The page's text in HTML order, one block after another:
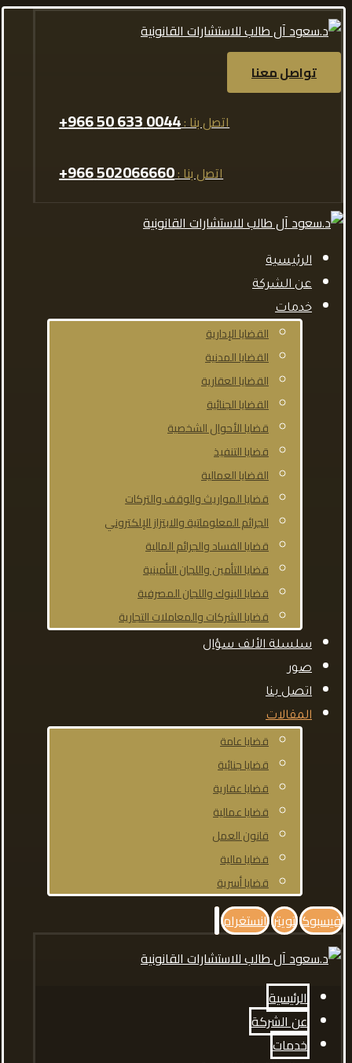
تواصل معنا
اتصل بنا :0044 633 50 966+
اتصل بنا :502066660 966+
الرئيسية
عن الشركة
خدمات
القضايا الإدارية
القضايا المدنية
القضايا العقارية
القضايا الجنائية
قضايا الأحوال الشخصية
قضايا التنفيذ
القضايا العمالية
قضايا المواريث والوقف والتركات
الجرائم المعلوماتية والابتزاز الإلكتروني
قضايا الفساد والجرائم المالية
قضايا التأمين واللجان التأمينية
قضايا البنوك واللجان المصرفية
قضايا الشركات والمعاملات التجارية
سلسلة الألف سؤال
صور
اتصل بنا
المقالات
قضايا عامة
قضايا جنائية
قضايا عقارية
قضايا عمالية
قانون العمل
قضايا مالية
قضايا أسرية
فيسبوك تويتر انستغرام
الرئيسية
عن الشركة
خدمات